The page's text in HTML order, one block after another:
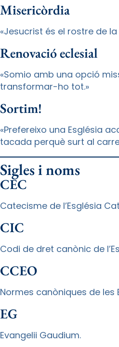
Misericòrdia
«Jesucrist és el rostre de
Renovació eclesial
«Somio amb una opció
transformar-ho tot.»
Sortim!
«Prefereixo una Església
tacada perquè surt al
Sigles i noms
CEC
Catecisme de l’Església
CIC
Codi de dret canònic de
CCEO
Normes canòniques de les
EG
Evangelii Gaudium.